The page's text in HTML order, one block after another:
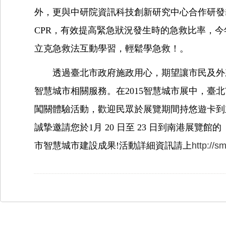
外，更與中研院資訊科技創新研究中心合作研
CPR，有效提高緊急狀況發生時的急救比率，
立克急救法互動學習，輕鬆學急救！。
透過臺北市政府施政用心，期望讓市民及外
智慧城市相關服務。在2015智慧城市展中，臺
闖關體驗活動，歡迎民眾於展覽期間持悠遊卡
誠摯邀請您於1月 20 日至 23 日到南港展覽館
市智慧城市建設成果!活動詳細資訊請上http://